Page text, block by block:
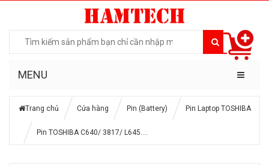
MENU
Trang chủ Cửa hàng Pin (Battery) Pin Laptop TOSHIBA
Pin TOSHIBA C640/ 3817/ L645….